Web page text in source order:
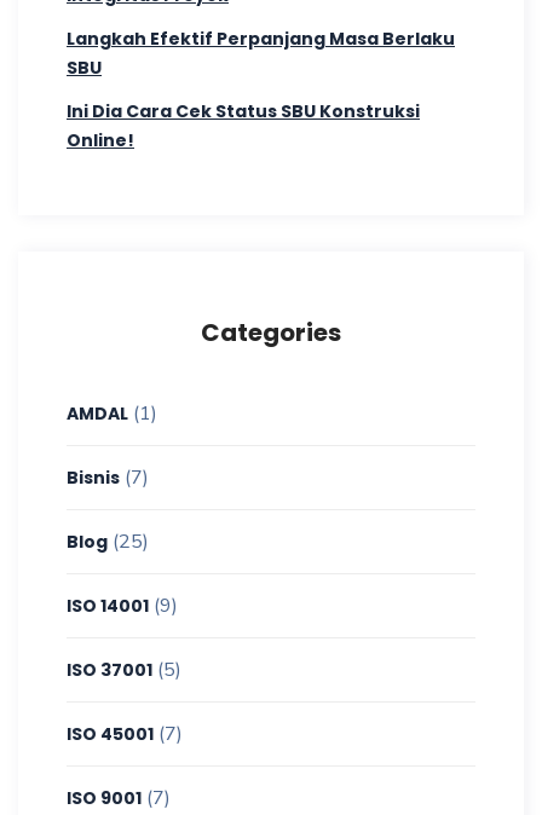
Langkah Efektif Perpanjang Masa Berlaku
SBU
Ini Dia Cara Cek Status SBU Konstruksi
Online!
Categories
AMDAL (1)
Bisnis (7)
Blog (25)
ISO 14001 (9)
ISO 37001 (5)
ISO 45001 (7)
ISO 9001 (7)